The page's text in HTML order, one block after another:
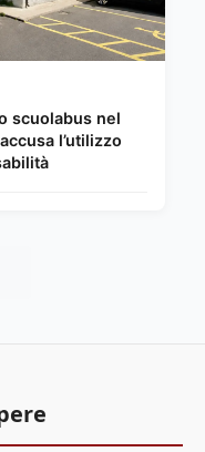
scuolabus nel
l’utilizzo